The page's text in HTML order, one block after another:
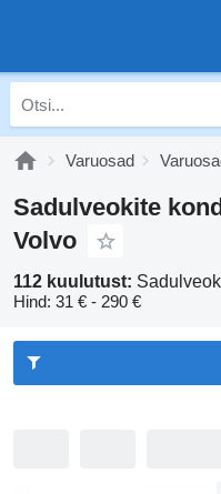
Varuosad
Sadulveokite
Volvo
112 kuulutust:
Hind: 31 € - 290 €